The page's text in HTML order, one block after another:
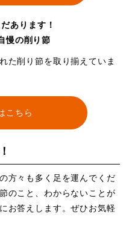
あります！
慢の削り節
た削り節を取り揃えていま
こちら
方々も多く足を運んでくだ
のこと、わからないことが
お答えします。ぜひお気軽